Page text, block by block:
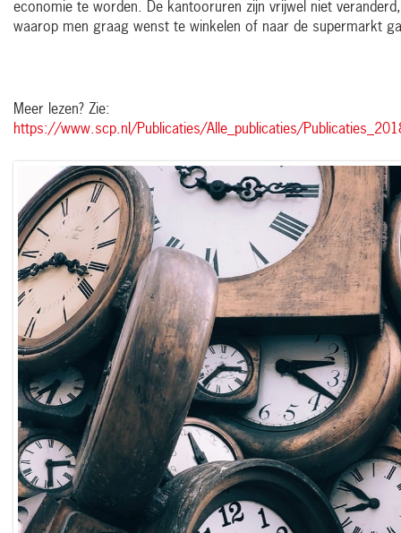
economie te worden. De kantooruren zijn vrijwel niet
waarop men graag wenst te winkelen of naar de supermarkt
Meer lezen? Zie:
https://www.scp.nl/Publicaties/Alle_publicaties/